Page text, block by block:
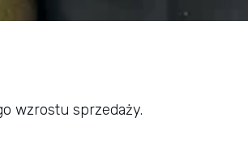
wzrostu sprzedaży.